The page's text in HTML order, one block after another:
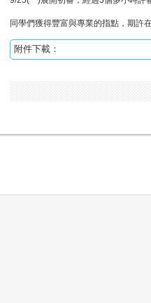
同學們獲得豐富與專業的指點，期許
附件下載：